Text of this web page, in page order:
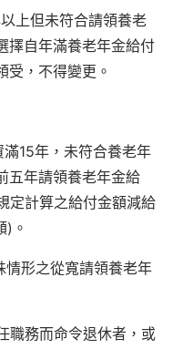
未符合請領養老
擇自年滿養老年金給付
受，不得變更。
年，未符合養老年
五年請領養老年金給
定計算之給付金額減給
)。
之從寬請領養老年
而命令退休者，或